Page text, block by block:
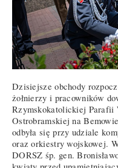
Dzisiejsze obchody
żołnierzy i pracowników
Rzymskokatolickiej Parafii
Ostrobramskiej na
odbyła się przy udziale
oraz orkiestry wojskowej.
DORSZ śp. gen.